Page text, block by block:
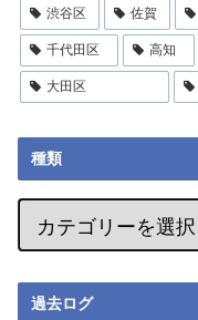
渋谷区 佐賀
千代田区 高知
大田区
種類
過去ログ